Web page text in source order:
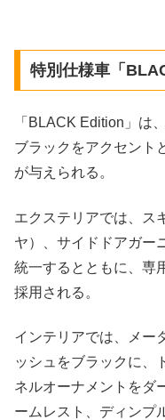
特別仕様車「
「BLACK Edition」は
ブラックをアクセント
が与えられる。
エクステリアでは、ス
ヤ）、サイドドアガー
統一するとともに、専
採用される。
インテリアでは、メー
ッシュをブラックに、
ネルオーナメントをダ
ームレスト、ディンプ